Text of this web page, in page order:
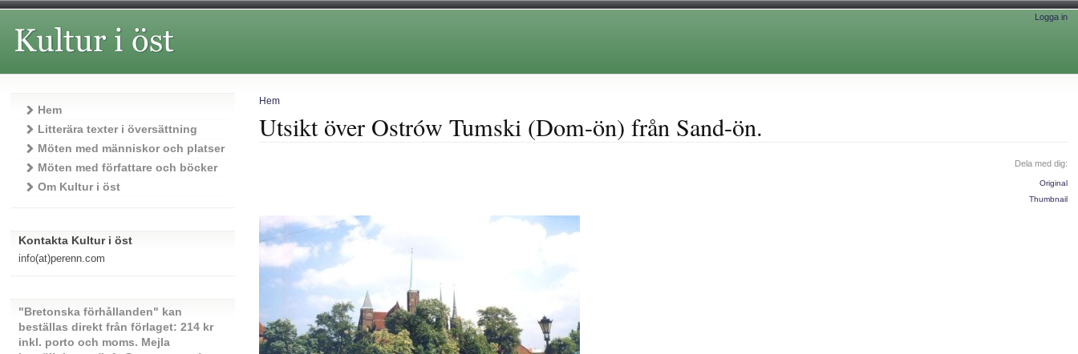
Logga in
Hem
Utsikt över Ostrów Tumski (Dom-ön) från Sand-ön.
Dela med dig:
Original
Thumbnail
Hem
Litterära texter i översättning
Möten med människor och platser
Möten med författare och böcker
Om Kultur i öst
Kontakta Kultur i öst
info(at)perenn.com
"Bretonska förhållanden" kan
beställas direkt från förlaget: 214 kr
inkl. porto och moms. Mejla